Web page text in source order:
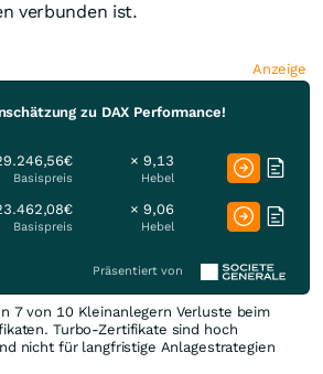
verbunden ist.
Anzeige
zu DAX Performance!
Basispreis
× 9,13
Hebel
Basispreis
× 9,06
Hebel
Präsentiert von
7 von 10 Kleinanlegern Verluste beim
Turbo-Zertifikate sind hoch
nicht für langfristige Anlagestrategien